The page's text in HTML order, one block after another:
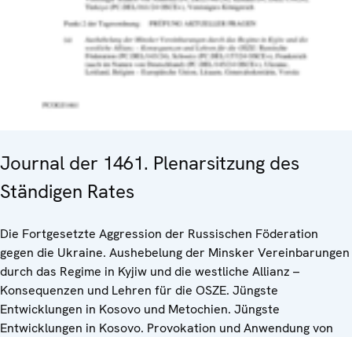
Journal der 1461. Plenarsitzung des
Ständigen Rates
Die Fortgesetzte Aggression der Russischen Föderation
gegen die Ukraine. Aushebelung der Minsker Vereinbarungen
durch das Regime in Kyjiw und die westliche Allianz –
Konsequenzen und Lehren für die OSZE. Jüngste
Entwicklungen in Kosovo und Metochien. Jüngste
Entwicklungen in Kosovo. Provokation und Anwendung von